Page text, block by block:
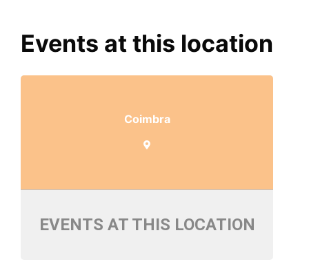
Events at this location
Coimbra
EVENTS AT THIS LOCATION